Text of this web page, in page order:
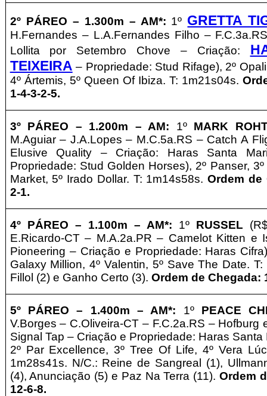
2º PÁREO – 1.300m – AM*: 1º GRETTA
H.Fernandes – L.A.Fernandes Filho –
Lollita por Setembro Chove – Criação:
TEIXEIRA – Propriedade: Stud Rifage), 2º
4º Ártemis, 5º Queen Of Ibiza. T: 1m21s04s.
1-4-3-2-5.
3º PÁREO – 1.200m – AM: 1º MARK
M.Aguiar – J.A.Lopes – M.C.5a.RS – Catch A
Elusive Quality – Criação: Haras Santa
Propriedade: Stud Golden Horses), 2º Panser,
Market, 5º Irado Dollar. T: 1m14s58s.Ordem de
2-1.
4º PÁREO – 1.100m – AM*: 1º RUSSEL
E.Ricardo-CT – M.A.2a.PR – Camelot Kitten e
Pioneering – Criação e Propriedade: Haras
Galaxy Million, 4º Valentin, 5º Save The Date.
Fillol (2) e Ganho Certo (3). Ordem de Chegada:
5º PÁREO – 1.400m – AM*: 1º PEACE
V.Borges – C.Oliveira-CT – F.C.2a.RS – Hofburg
Signal Tap – Criação e Propriedade: Haras Santa
2º Par Excellence, 3º Tree Of Life, 4º Vera
1m28s41s. N/C.: Reine de Sangreal (1),
(4), Anunciação (5) e Paz Na Terra (11). Ordem
12-6-8.